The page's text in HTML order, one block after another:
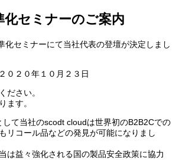
化セミナーのご案内
化セミナーにて当社代表の登壇が決定しまし
２０２０年１０月２３日
ださい。
ます。
て当社のscodt cloudは世界初のB2B2Cでの
リコール品などの発見が可能になりまし
は益々強化される国の製品安全政策に協力